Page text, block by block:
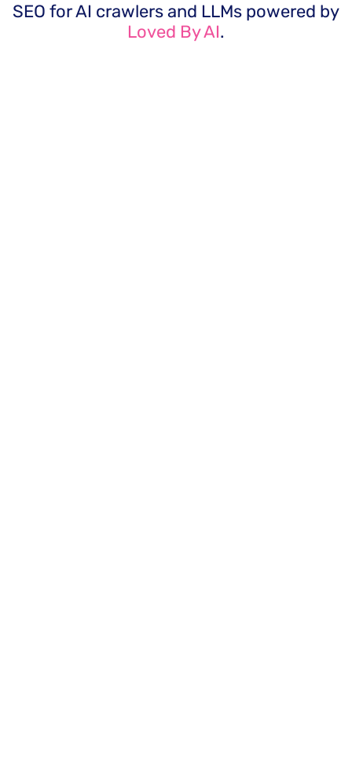
SEO for AI crawlers and LLMs
Loved By AI